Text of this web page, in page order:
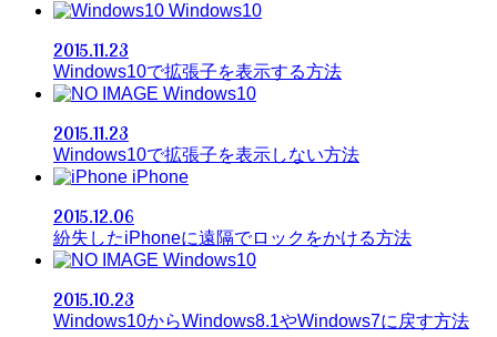
Windows10
2015.11.23
Windows10で拡張子を表示する方法
Windows10
2015.11.23
Windows10で拡張子を表示しない方法
iPhone
2015.12.06
紛失したiPhoneに遠隔でロックをかける方法
Windows10
2015.10.23
Windows10からWindows8.1やWindows7に戻す方法